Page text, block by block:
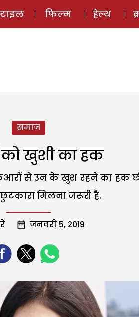
ई-मैगज़ीन
फिल्म हेल्थ
समाज
खुशी का हक
कुंआरों से उन के खुश रहने का हक
छुटकारा मिलना जरूरी है.
जनवरी 5, 2019